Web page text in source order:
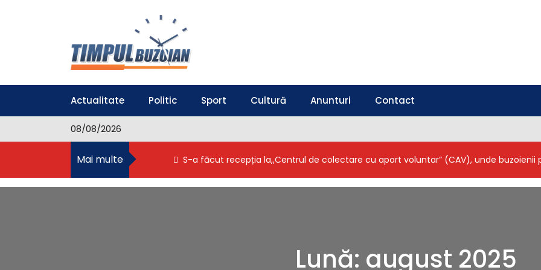
c
Timpul Buzoian
Actualitate Politic Sport Cultură Anunturi Contact
08/08/2026
Mai multe S-a făcut recepția la,,Centrul de colectare cu aport voluntar” (CAV), unde buzoienii
Lună: august 2025